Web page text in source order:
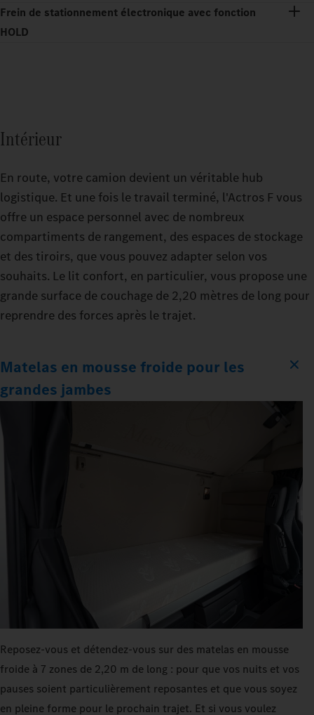
Frein de stationnement électronique avec fonction
HOLD
Intérieur
En route, votre camion devient un véritable hub
logistique. Et une fois le travail terminé, l'Actros F vous
offre un espace personnel avec de nombreux
compartiments de rangement, des espaces de stockage
et des tiroirs, que vous pouvez adapter selon vos
souhaits. Le lit confort, en particulier, vous propose une
grande surface de couchage de 2,20 mètres de long pour
reprendre des forces après le trajet.
Matelas en mousse froide pour les
grandes jambes
Reposez-vous et détendez-vous sur des matelas en mousse
froide à 7 zones de 2,20 m de long : pour que vos nuits et vos
pauses soient particulièrement reposantes et que vous soyez
en pleine forme pour le prochain trajet. Et si vous voulez